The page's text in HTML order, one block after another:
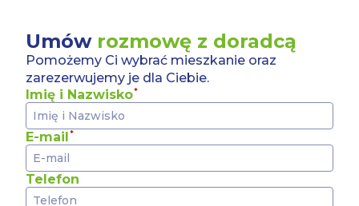
Umów rozmowę z doradcą
Pomożemy Ci wybrać mieszkanie oraz
zarezerwujemy je dla Ciebie.
Imię i Nazwisko
E-mail
Telefon